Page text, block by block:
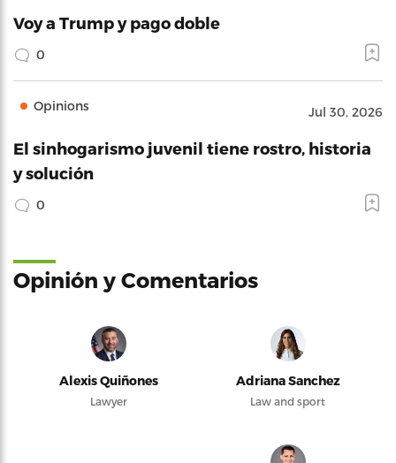
Voy a Trump y pago doble
0
Opinions Jul 30, 2026
El sinhogarismo juvenil tiene rostro, historia
y solución
0
Opinión y Comentarios
Alexis Quiñones
Lawyer
Adriana Sanchez
Law and sport